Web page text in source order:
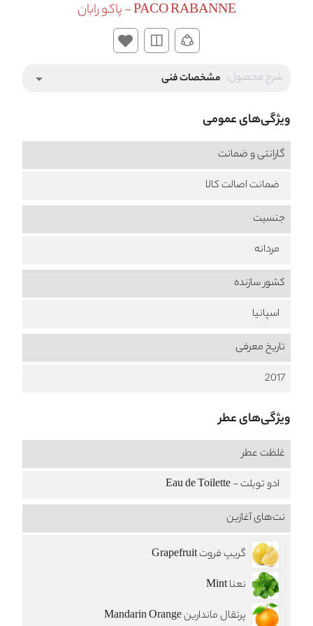
PACO RABANNE - پاکو رابان
شرح محصول: مشخصات فنی arrow_drop_down
ویژگی‌های عمومی
گارانتی و ضمانت
ضمانت اصالت کالا
جنسیت
مردانه
کشور سازنده
اسپانیا
تاریخ معرفی
2017
ویژگی‌های عطر
غلظت عطر
ادو تویلت - Eau de Toilette
نت‌های آغازین
گریپ فروت Grapefruit
نعنا Mint
پرتقال ماندارین Mandarin Orange